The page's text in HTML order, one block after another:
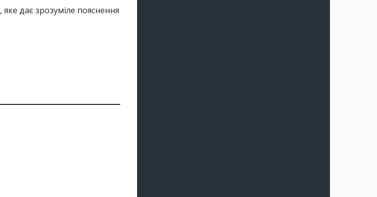
, яке дає зрозуміле пояснення